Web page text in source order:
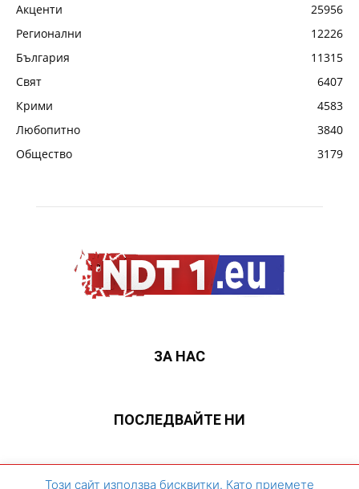
Акценти
25956
Регионални
12226
България
11315
Свят
6407
Крими
4583
Любопитно
3840
Общество
3179
ЗА НАС
ПОСЛЕДВАЙТЕ НИ
ЗА НАС Контакти Архивен сайт
Този сайт използва бисквитки. Като приемете